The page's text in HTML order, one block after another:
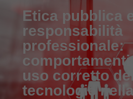
Etica pubblica
responsabilità
professionale:
uso corretto
tecnologie